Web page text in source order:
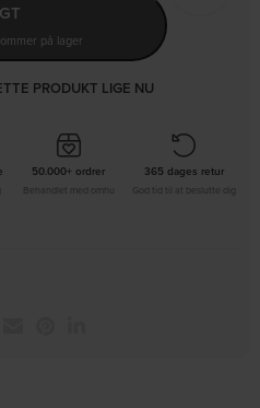
på lager
PRODUKT LIGE NU
50.000+ ordrer
Behandlet med omhu
365 dages retur
God tid til at beslutte dig